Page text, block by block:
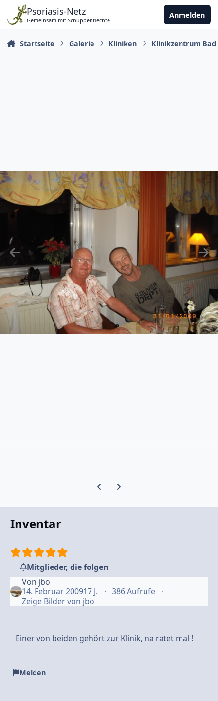
Zu Inhalt springen
Psoriasis-Netz
Gemeinsam mit Schuppenflechte
Anmelden
Startseite Galerie Kliniken Klinikzentrum Bad
Vorherige Karussell-Folie
Nächste Karussell-Folie
Inventar
Mitglieder, die folgen
Von jbo
14. Februar 200917 J.
386 Aufrufe
Zeige Bilder von jbo
Einer von beiden gehört zur Klinik, na ratet mal !
Melden